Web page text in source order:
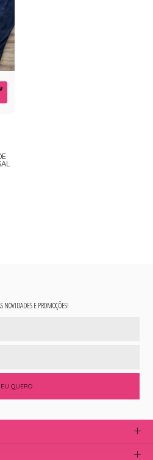
NOVIDADES E PROMOÇÕES!
EU QUERO